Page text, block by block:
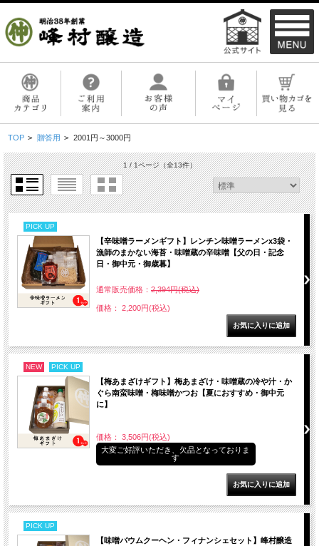
TOP > 贈答用 > 2001円～3000円
1 / 1ページ（全13件）
PICK UP
【辛味噌ラーメンギフト】レンチン味噌ラーメンx3袋・
漁師のまかない海苔・味噌蔵の辛味噌【父の日・記念
日・御中元・御歳暮】
通常販売価格： 2,394円(税込)
価格： 2,200円(税込)
NEW PICK UP
【梅あまざけギフト】梅あまざけ・味噌蔵の冷や汁・か
ぐら南蛮味噌・梅味噌かつお【夏におすすめ・御中元
に】
価格： 3,506円(税込)
大変ご好評いただき、欠品となっておりま
す
PICK UP
【味噌バウムクーヘン・フィナンシェセット】峰村醸造